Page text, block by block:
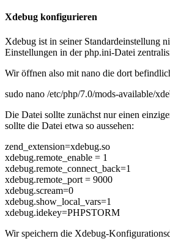
Xdebug konfigurieren
Xdebug ist in seiner Standardeinstellung
Einstellungen in derphp.ini-Datei
Wir öffnen also mit nano die dort
sudo nano /etc/php/7.0/mods-available/
Die Datei sollte zunächst nur einen
sollte die Datei etwa so aussehen:
zend_extension=xdebug.so
xdebug.remote_enable = 1
xdebug.remote_connect_back=1
xdebug.remote_port = 9000
xdebug.scream=0
xdebug.show_local_vars=1
xdebug.idekey=PHPSTORM
Wir speichern die Xdebug-